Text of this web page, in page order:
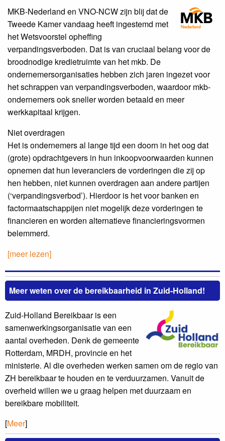
MKB-Nederland en VNO-NCW zijn blij dat de
Tweede Kamer vandaag heeft ingestemd met
het Wetsvoorstel opheffing
verpandingsverboden. Dat is van cruciaal belang voor de
broodnodige kredietruimte van het mkb. De
ondernemersorganisaties hebben zich jaren ingezet voor
het schrappen van verpandingsverboden, waardoor mkb-
ondernemers ook sneller worden betaald en meer
werkkapitaal krijgen.
Niet overdragen
Het is ondernemers al lange tijd een doorn in het oog dat
(grote) opdrachtgevers in hun inkoopvoorwaarden kunnen
opnemen dat hun leveranciers de vorderingen die zij op
hen hebben, niet kunnen overdragen aan andere partijen
(‘verpandingsverbod’). Hierdoor is het voor banken en
factormaatschappijen niet mogelijk deze vorderingen te
financieren en worden alternatieve financieringsvormen
belemmerd.
[meer lezen]
Meer weten over de bereikbaarheid in Zuid-Holland!
Zuid-Holland Bereikbaar is een
samenwerkingsorganisatie van een
aantal overheden. Denk de gemeente
Rotterdam, MRDH, provincie en het
ministerie. Al die overheden werken samen om de regio van
ZH bereikbaar te houden en te verduurzamen. Vanuit de
overheid willen we u graag helpen met duurzaam en
bereikbare mobiliteit.
[Meer]